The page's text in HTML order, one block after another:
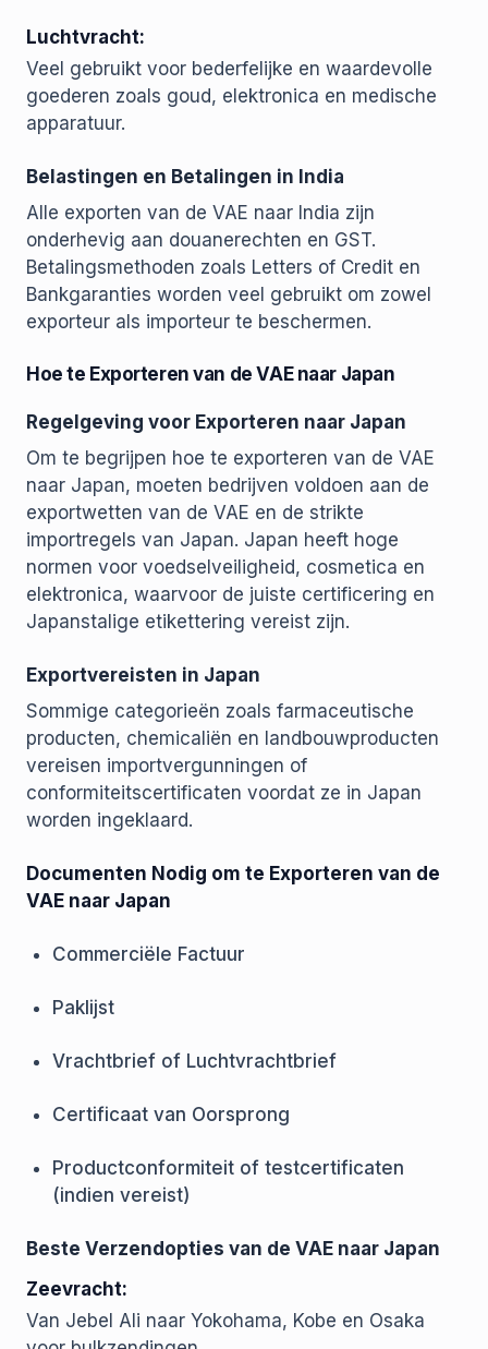
Luchtvracht:
Veel gebruikt voor bederfelijke en waardevolle
goederen zoals goud, elektronica en medische
apparatuur.
Belastingen en Betalingen in India
Alle exporten van de VAE naar India zijn
onderhevig aan douanerechten en GST.
Betalingsmethoden zoals Letters of Credit en
Bankgaranties worden veel gebruikt om zowel
exporteur als importeur te beschermen.
Hoe te Exporteren van de VAE naar Japan
Regelgeving voor Exporteren naar Japan
Om te begrijpen hoe te exporteren van de VAE
naar Japan, moeten bedrijven voldoen aan de
exportwetten van de VAE en de strikte
importregels van Japan. Japan heeft hoge
normen voor voedselveiligheid, cosmetica en
elektronica, waarvoor de juiste certificering en
Japanstalige etikettering vereist zijn.
Exportvereisten in Japan
Sommige categorieën zoals farmaceutische
producten, chemicaliën en landbouwproducten
vereisen importvergunningen of
conformiteitscertificaten voordat ze in Japan
worden ingeklaard.
Documenten Nodig om te Exporteren van de
VAE naar Japan
Commerciële Factuur
Paklijst
Vrachtbrief of Luchtvrachtbrief
Certificaat van Oorsprong
Productconformiteit of testcertificaten
(indien vereist)
Beste Verzendopties van de VAE naar Japan
Zeevracht:
Van Jebel Ali naar Yokohama, Kobe en Osaka